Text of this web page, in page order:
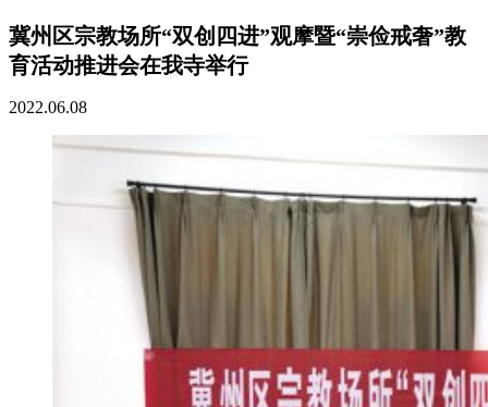
冀州区宗教场所“双创四进”观摩暨“崇俭戒奢”教
育活动推进会在我寺举行
2022.06.08